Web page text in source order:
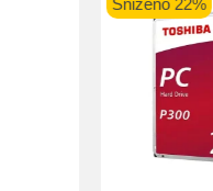
Sniženo 22%